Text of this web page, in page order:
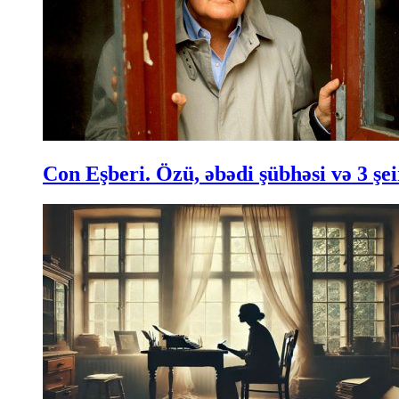
Con Eşberi. Özü, əbədi şübhəsi və 3